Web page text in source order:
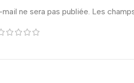
ne sera pas publiée. Les